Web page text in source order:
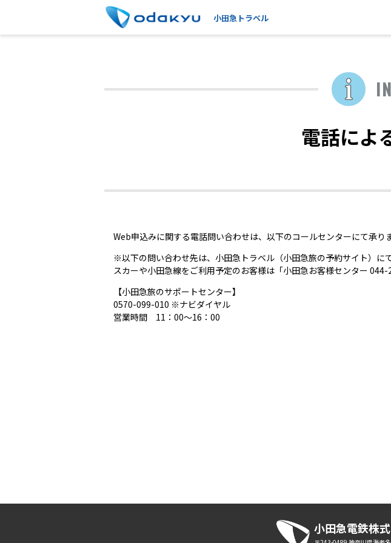
小田急トラベル
電話によ
Web申込みに関する電話問い合わせは、以下のコールセンターにて承りま
※以下の問い合わせ先は、小田急トラベル（小田急旅の予約サイト）
スカーや小田急線をご利用予定のお客様は「小田急お客様センター 044-
【小田急旅のサポートセンター】
0570-099-010 ※ナビダイヤル
営業時間 11：00～16：00
小田急電鉄株